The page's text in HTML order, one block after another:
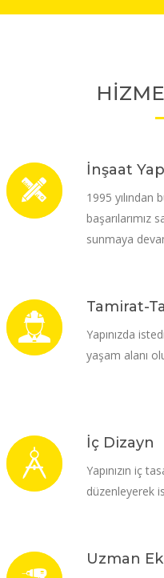
İnşaat
1995 yılından
başarılarımız
sunmaya
Tamirat-
Yapınızda
yaşam alanı
İç Dizayn
Yapınızın iç
düzenleyerek
Uzman